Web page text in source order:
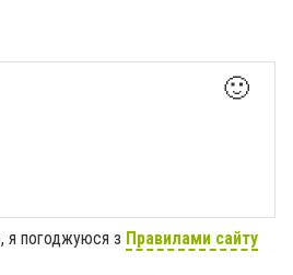
🙂
я погоджуюся з Правилами сайту